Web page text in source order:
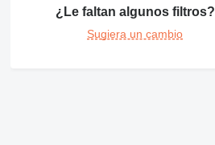
¿Le faltan algunos filtros?
Sugiera un cambio